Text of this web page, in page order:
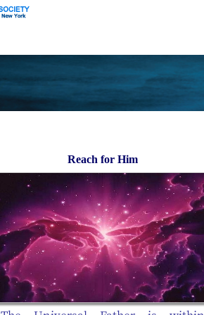
Reach for Him